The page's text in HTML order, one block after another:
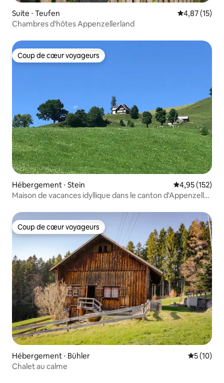
Suite ⋅ Teufen Évaluation
4,87 (15)
Chambres d'hôtes Appenzellerland
Coup de cœur voyageurs
Coup de cœur voyageurs
Hébergement ⋅ Stein Évaluation
4,95 (152)
Maison de vacances idyllique dans le canton d'Appenzell
Coup de cœur voyageurs
Coup de cœur voyageurs
Hébergement ⋅ Bühler
5 (10)
Chalet au calme